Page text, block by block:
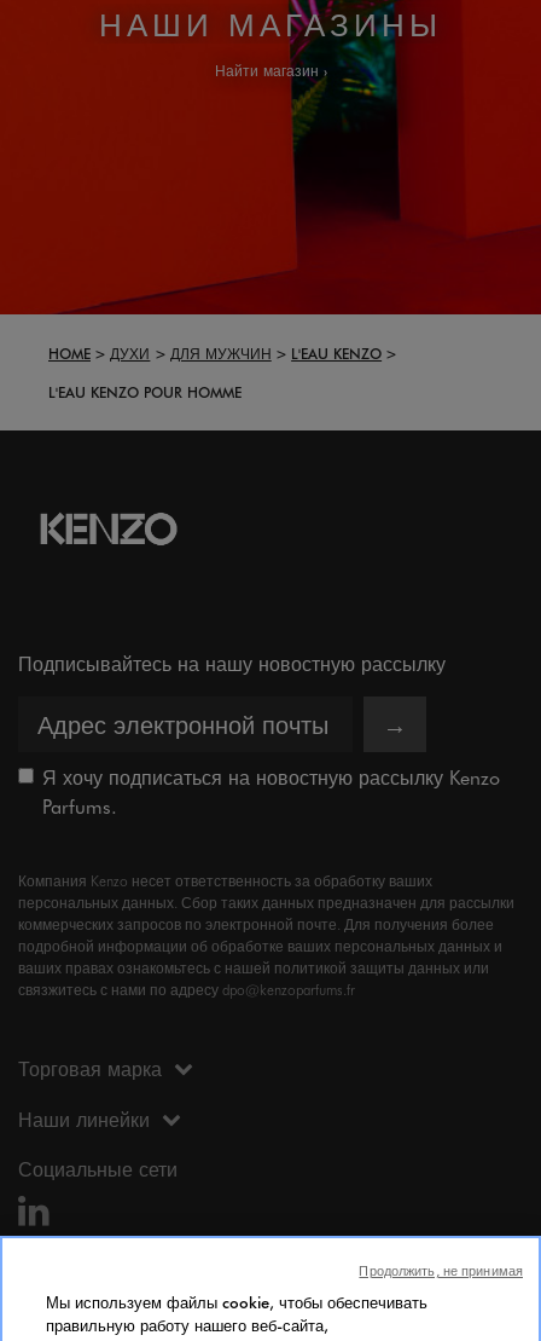
НАШИ МАГАЗИНЫ
Найти магазин
HOME ДУХИ ДЛЯ МУЖЧИН
L'EAU KENZO
L'EAU KENZO POUR HOMME
Подписывайтесь на нашу новостную рассылку
→
Я хочу подписаться на новостную рассылку Kenzo
Parfums.
Компания Kenzo несет ответственность за обработку ваших
персональных данных. Сбор таких данных предназначен для рассылки
коммерческих запросов по электронной почте. Для получения более
подробной информации об обработке ваших персональных данных и
ваших правах ознакомьтесь с нашей политикой защиты данных или
связжитесь с нами по адресу dpo@kenzoparfums.fr
Торговая марка
Наши линейки
Социальные сети
Мы используем файлы cookie, чтобы обеспечивать
правильную работу нашего веб-сайта,
Продолжить, не принимая